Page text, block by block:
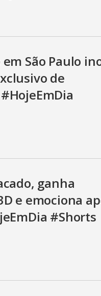
São Paulo
de
ganha
e emociona
#Shorts